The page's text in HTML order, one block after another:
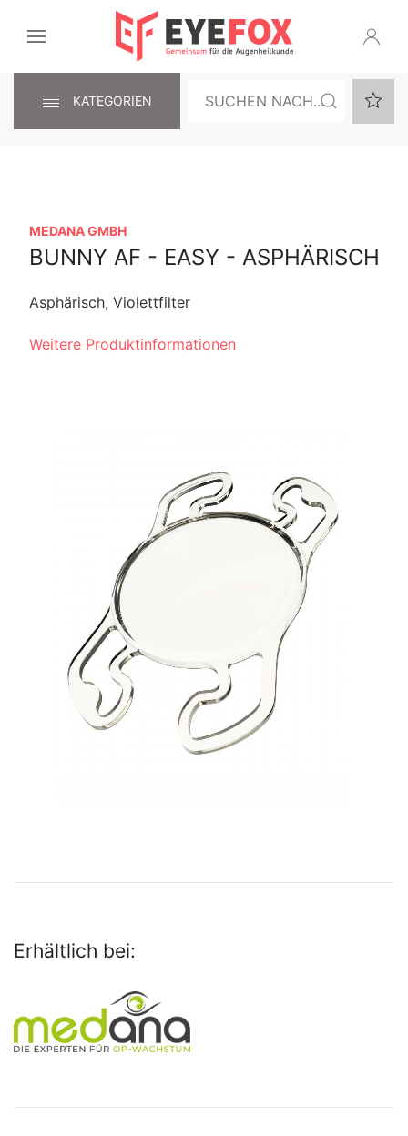
KATEGORIEN
MEDANA GMBH
BUNNY AF - EASY - ASPHÄRISCH
Asphärisch, Violettfilter
Weitere Produktinformationen
Erhältlich bei: